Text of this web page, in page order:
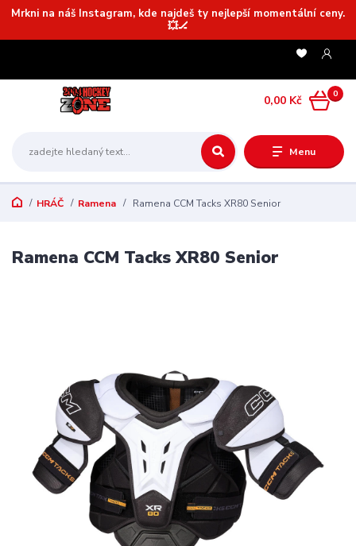
Mrkni na náš Instagram, kde najdeš ty nejlepší momentální ceny.
💥🏒
Menu
0
0,00 Kč
HRÁČ Ramena Ramena CCM Tacks XR80 Senior
Ramena CCM Tacks XR80 Senior